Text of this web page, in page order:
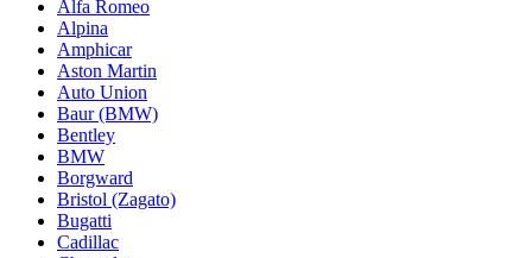
Alfa Romeo
Alpina
Amphicar
Aston Martin
Auto Union
Baur (BMW)
Bentley
BMW
Borgward
Bristol (Zagato)
Bugatti
Cadillac